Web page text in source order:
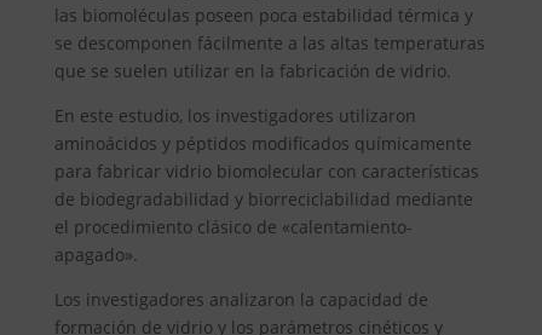
las biomoléculas poseen poca estabilidad térmica y
se descomponen fácilmente a las altas temperaturas
que se suelen utilizar en la fabricación de vidrio.
En este estudio, los investigadores utilizaron
aminoácidos y péptidos modificados químicamente
para fabricar vidrio biomolecular con características
de biodegradabilidad y biorreciclabilidad mediante
el procedimiento clásico de «calentamiento-
apagado».
Los investigadores analizaron la capacidad de
formación de vidrio y los parámetros cinéticos y